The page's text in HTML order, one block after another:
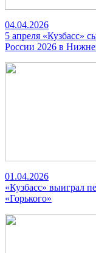
04.04.2026
5 апреля «Кузбасс»
России 2026 в
01.04.2026
«Кузбасс» выиграл
«Горького»